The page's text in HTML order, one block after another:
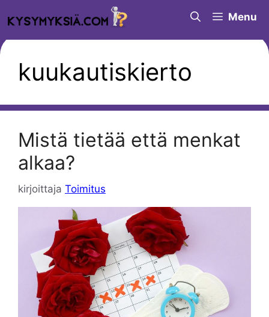
sisältöön
Menu
kuukautiskierto
Mistä tietää että menkat
alkaa?
kirjoittaja Toimitus